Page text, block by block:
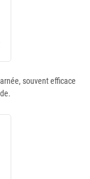
souvent efficace